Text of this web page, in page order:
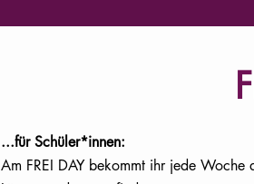
...für Schüler*innen:
Am FREI DAY bekommt ihr jede Woche